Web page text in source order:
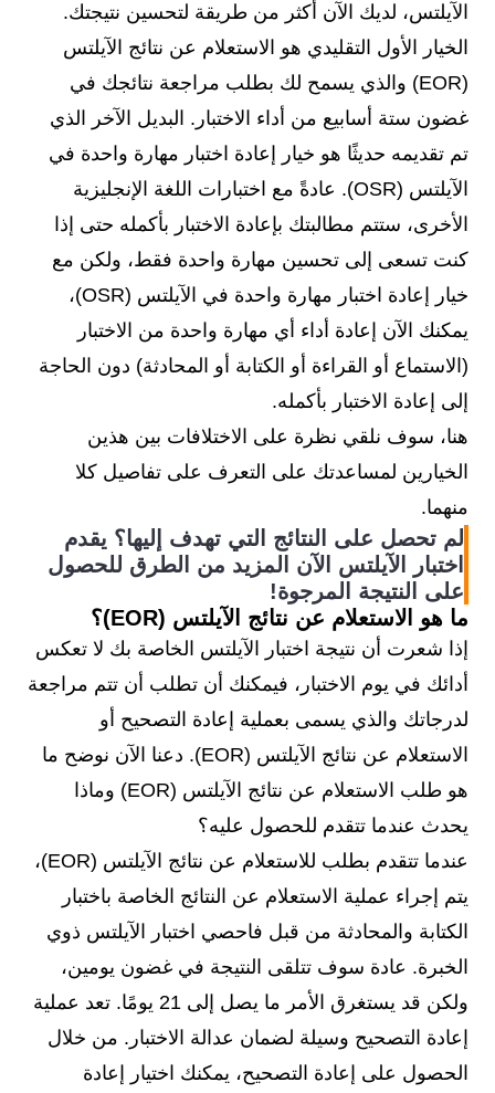
الآيلتس، لديك الآن أكثر من طريقة لتحسين نتيجتك.
الخيار الأول التقليدي هو الاستعلام عن نتائج الآيلتس
(EOR) والذي يسمح لك بطلب مراجعة نتائجك في
غضون ستة أسابيع من أداء الاختبار. البديل الآخر الذي
تم تقديمه حديثًا هو خيار إعادة اختبار مهارة واحدة في
الآيلتس (OSR). عادةً مع اختبارات اللغة الإنجليزية
الأخرى، ستتم مطالبتك بإعادة الاختبار بأكمله حتى إذا
كنت تسعى إلى تحسين مهارة واحدة فقط، ولكن مع
خيار إعادة اختبار مهارة واحدة في الآيلتس (OSR)،
يمكنك الآن إعادة أداء أي مهارة واحدة من الاختبار
(الاستماع أو القراءة أو الكتابة أو المحادثة) دون الحاجة
إلى إعادة الاختبار بأكمله.
هنا، سوف نلقي نظرة على الاختلافات بين هذين
الخيارين لمساعدتك على التعرف على تفاصيل كلا
منهما.
لم تحصل على النتائج التي تهدف إليها؟ يقدم
اختبار الآيلتس الآن المزيد من الطرق للحصول
على النتيجة المرجوة!
ما هو الاستعلام عن نتائج الآيلتس (EOR)؟
إذا شعرت أن نتيجة اختبار الآيلتس الخاصة بك لا تعكس
أدائك في يوم الاختبار، فيمكنك أن تطلب أن تتم مراجعة
لدرجاتك والذي يسمى بعملية إعادة التصحيح أو
الاستعلام عن نتائج الآيلتس (EOR). دعنا الآن نوضح ما
هو طلب الاستعلام عن نتائج الآيلتس (EOR) وماذا
يحدث عندما تتقدم للحصول عليه؟
عندما تتقدم بطلب للاستعلام عن نتائج الآيلتس (EOR)،
يتم إجراء عملية الاستعلام عن النتائج الخاصة باختبار
الكتابة والمحادثة من قبل فاحصي اختبار الآيلتس ذوي
الخبرة. عادة سوف تتلقى النتيجة في غضون يومين،
ولكن قد يستغرق الأمر ما يصل إلى 21 يومًا. تعد عملية
إعادة التصحيح وسيلة لضمان عدالة الاختبار. من خلال
الحصول على إعادة التصحيح، يمكنك اختيار إعادة